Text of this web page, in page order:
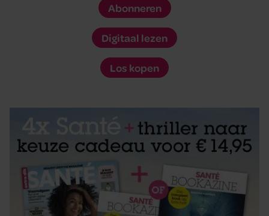
Abonneren
Digitaal lezen
Los kopen